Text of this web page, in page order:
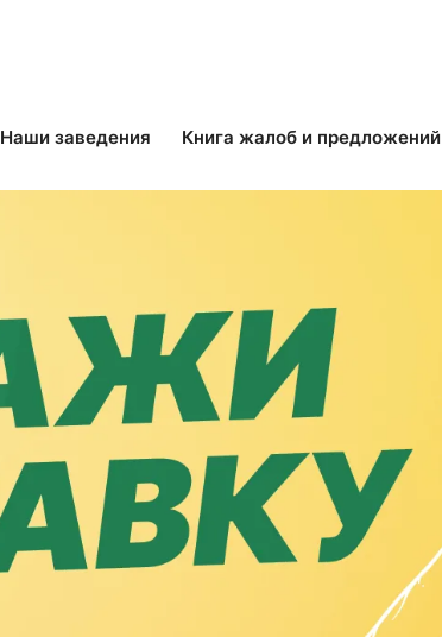
Наши заведения Книга жалоб и предложений